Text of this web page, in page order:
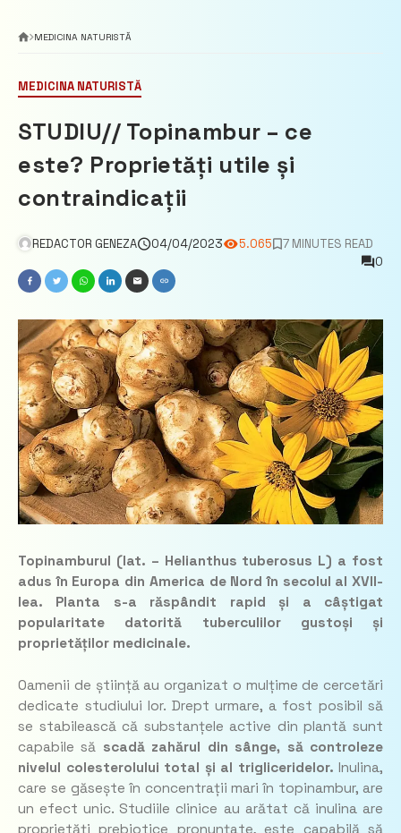
MEDICINA NATURISTĂ
MEDICINA NATURISTĂ
STUDIU// Topinambur – ce
este? Proprietăți utile și
contraindicații
REDACTOR GENEZA 04/04/2023 5.065
7 MINUTES READ
0
Topinamburul (lat. – Helianthus tuberosus L) a fost
adus în Europa din America de Nord în secolul al XVII-
lea. Planta s-a răspândit rapid și a câștigat
popularitate datorită tuberculilor gustoși și
proprietăților medicinale.
Oamenii de știință au organizat o mulțime de cercetări
dedicate studiului lor. Drept urmare, a fost posibil să
se stabilească că substanțele active din plantă sunt
capabile să scadă zahărul din sânge, să controleze
nivelul colesterolului total și al trigliceridelor. Inulina,
care se găsește în concentrații mari în topinambur, are
un efect unic. Studiile clinice au arătat că inulina are
proprietăți prebiotice pronunțate, este capabilă să